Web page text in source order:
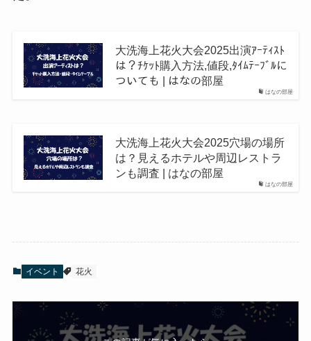
はなの部屋
大洗海上花火大会2025出演ｱｰﾃｨｽﾄ
は？ﾁｹｯﾄ購入方法,値段,ﾀｲﾑﾃｰﾌﾞﾙに
ついても | はなの部屋
はなの部屋
大洗海上花火大会2025穴場の場所
は？見えるホテルや周辺レストラ
ンも調査 | はなの部屋
イベント 花火